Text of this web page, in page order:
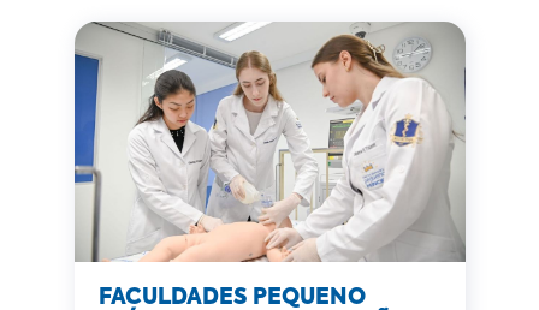
FACULDADES PEQUENO